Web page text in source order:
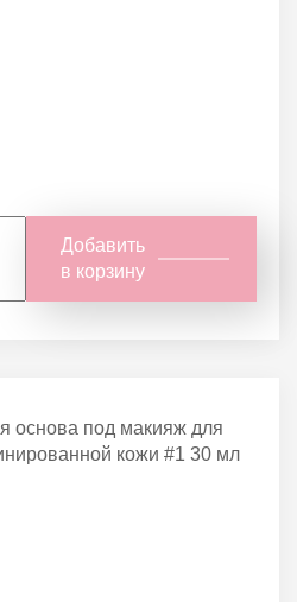
Добавить
в корзину
основа под макияж для
кожи #1 30 мл